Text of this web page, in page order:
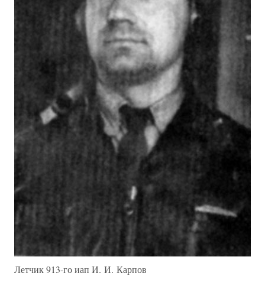
Летчик 913-го иап И. И. Карпов